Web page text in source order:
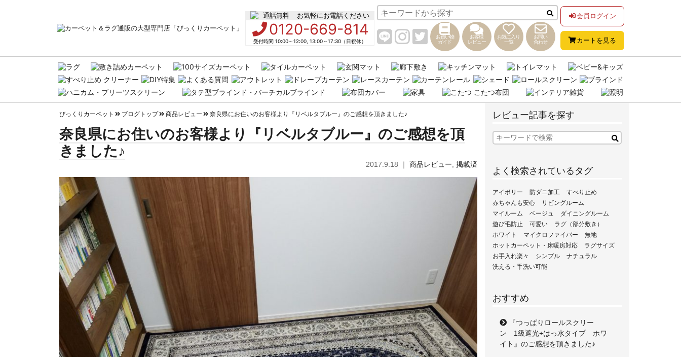
お気軽にお電話ください
0120-669-814
受付時間 10:00～12:00, 13:00～17:30（日祝休）
お買い物
ガイド
お客様
レビュー
お気に入り
一覧
お問い
合わせ
会員ログイン
カートを見る
びっくりカーペット ブログトップ 商品レビュー 奈良県にお住いのお客様より『リベルタブルー』のご感想を頂きました♪
奈良県にお住いのお客様より『リベルタブルー』のご感想を頂
きました♪
2017.9.18 ｜ 商品レビュー 掲載済
レビュー記事を探す
よく検索されているタグ
アイボリー 防ダニ加工
すべり止め
赤ちゃんも安心
リビングルーム
マイルーム
ベージュ
ダイニングルーム
遊び毛防止
可愛い
ラグ（部分敷き）
ホワイト
マイクロファイバー
無地
ホットカーペット・床暖房対応
ラグサイズ
お手入れ楽々
シンプル
ナチュラル
洗える・手洗い可能
おすすめ
『つっぱりロールスクリー
ン 1級遮光+はっ水タイプ ホワ
イト』のご感想を頂きました♪